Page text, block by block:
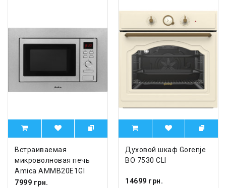
Встраиваемая
микроволновая печь
Amica AMMB20E1GI
7999 грн.
Духовой шкаф Gorenje
BO 7530 CLI
14699 грн.